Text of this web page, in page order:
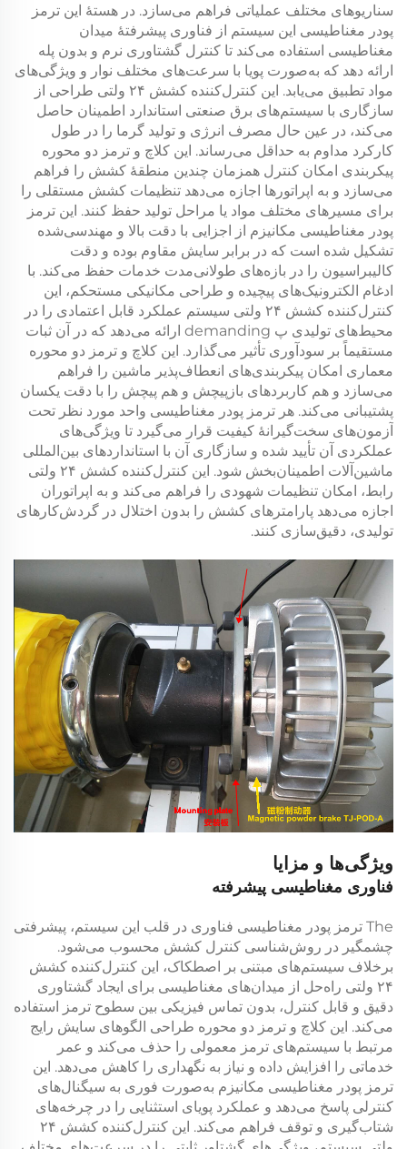
سناریوهای مختلف عملیاتی فراهم می‌سازد. در هستهٔ این ترمز
پودر مغناطیسی این سیستم از فناوری پیشرفتهٔ میدان
مغناطیسی استفاده می‌کند تا کنترل گشتاوری نرم و بدون پله
ارائه دهد که به‌صورت پویا با سرعت‌های مختلف نوار و ویژگی‌های
مواد تطبیق می‌یابد. این کنترل‌کننده کشش ۲۴ ولتی
طراحی از
سازگاری با سیستم‌های برق صنعتی استاندارد اطمینان حاصل
می‌کند، در عین حال مصرف انرژی و تولید گرما را در طول
کارکرد مداوم به حداقل می‌رساند. این کلاچ و ترمز دو محوره
پیکربندی امکان کنترل همزمان چندین منطقهٔ کشش را فراهم
می‌سازد و به اپراتورها اجازه می‌دهد تنظیمات کشش مستقلی را
برای مسیرهای مختلف مواد یا مراحل تولید حفظ کنند. این ترمز
پودر مغناطیسی مکانیزم از اجزایی با دقت بالا و مهندسی‌شده
تشکیل شده است که در برابر سایش مقاوم بوده و دقت
کالیبراسیون را در بازه‌های طولانی‌مدت خدمات حفظ می‌کند. با
ادغام الکترونیک‌های پیچیده و طراحی مکانیکی مستحکم، این
کنترل‌کننده کشش ۲۴ ولتی
سیستم عملکرد قابل اعتمادی را در
محیط‌های تولیدی پ demanding ارائه می‌دهد که در آن ثبات
مستقیماً بر سودآوری تأثیر می‌گذارد. این کلاچ و ترمز دو محوره
معماری امکان پیکربندی‌های انعطاف‌پذیر ماشین را فراهم
می‌سازد و هم کاربردهای بازپیچش و هم پیچش را با دقت یکسان
پشتیبانی می‌کند. هر ترمز پودر مغناطیسی واحد مورد نظر تحت
آزمون‌های سخت‌گیرانهٔ کیفیت قرار می‌گیرد تا ویژگی‌های
عملکردی آن تأیید شده و سازگاری آن با استانداردهای بین‌المللی
ماشین‌آلات اطمینان‌بخش شود. این کنترل‌کننده کشش ۲۴ ولتی
رابط، امکان تنظیمات شهودی را فراهم می‌کند و به اپراتوران
اجازه می‌دهد پارامترهای کشش را بدون اختلال در گردش‌کارهای
تولیدی، دقیق‌سازی کنند.
ویژگی‌ها و مزایا
فناوری مغناطیسی پیشرفته
The ترمز پودر مغناطیسی فناوری در قلب این سیستم، پیشرفتی
چشمگیر در روش‌شناسی کنترل کشش محسوب می‌شود.
برخلاف سیستم‌های مبتنی بر اصطکاک، این کنترل‌کننده کشش
۲۴ ولتی
راه‌حل از میدان‌های مغناطیسی برای ایجاد گشتاوری
دقیق و قابل کنترل، بدون تماس فیزیکی بین سطوح ترمز استفاده
می‌کند. این کلاچ و ترمز دو محوره طراحی الگوهای سایش رایج
مرتبط با سیستم‌های ترمز معمولی را حذف می‌کند و عمر
خدماتی را افزایش داده و نیاز به نگهداری را کاهش می‌دهد. این
ترمز پودر مغناطیسی مکانیزم به‌صورت فوری به سیگنال‌های
کنترلی پاسخ می‌دهد و عملکرد پویای استثنایی را در چرخه‌های
شتاب‌گیری و توقف فراهم می‌کند. این
کنترل‌کننده کشش ۲۴